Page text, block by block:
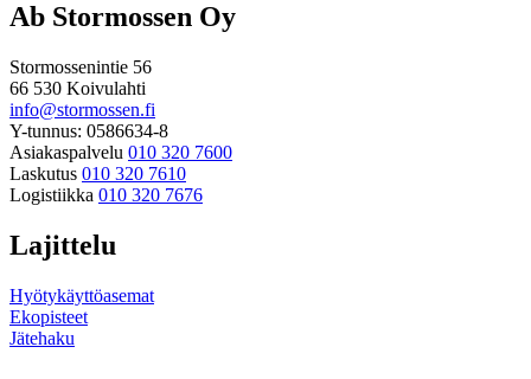
Ab Stormossen Oy
Stormossenintie 56
66 530 Koivulahti
info@stormossen.fi
Y-tunnus: 0586634-8
Asiakaspalvelu 010 320 7600
Laskutus 010 320 7610
Logistiikka 010 320 7676
Lajittelu
Hyötykäyttöasemat
Ekopisteet
Jätehaku